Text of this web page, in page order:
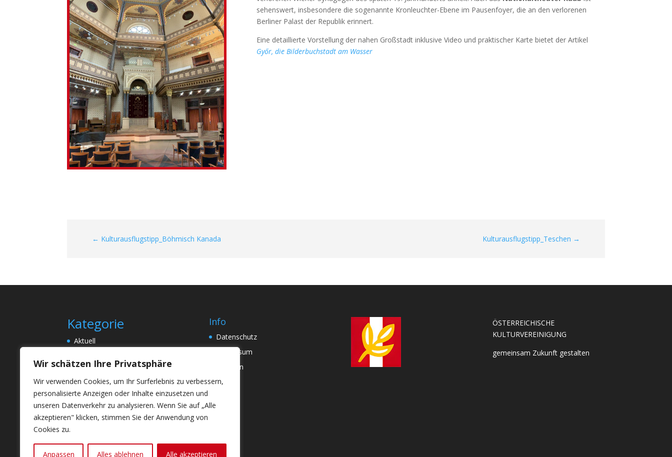
Wir schätzen Ihre Privatsphäre
Wir verwenden Cookies, um Ihr Surferlebnis zu verbessern,
personalisierte Anzeigen oder Inhalte einzusetzen und
unseren Datenverkehr zu analysieren. Wenn Sie auf „Alle
akzeptieren" klicken, stimmen Sie der Anwendung von
Cookies zu.
Anpassen Alles ablehnen Alle akzeptieren
sehenswert, insbesondere die sogenannte Kronleuchter-Ebene im Pausenfoyer, die an den verlorenen
Berliner Palast der Republik erinnert.
Eine detaillierte Vorstellung der nahen Großstadt inklusive Video und praktischer Karte bietet der Artikel
Győr, die Bilderbuchstadt am Wasser
← Kulturausflugstipp_Böhmisch Kanada Kulturausflugstipp_Teschen →
Kategorie
Aktuell
Kulturausflüge _ Studienreisen
Kulturausflugstipps
Vernissagen
Info
Datenschutz
Impressum
Statuten
ÖSTERREICHISCHE
KULTURVEREINIGUNG
gemeinsam Zukunft gestalten